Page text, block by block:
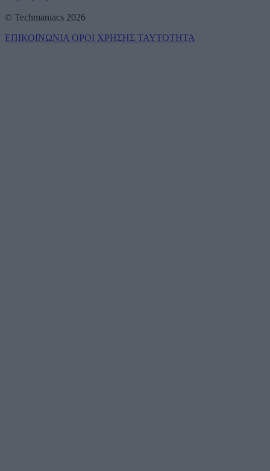
© Techmaniacs 2026
ΕΠΙΚΟΙΝΩΝΙΑ ΟΡΟΙ ΧΡΗΣΗΣ ΤΑΥΤΟΤΗΤΑ